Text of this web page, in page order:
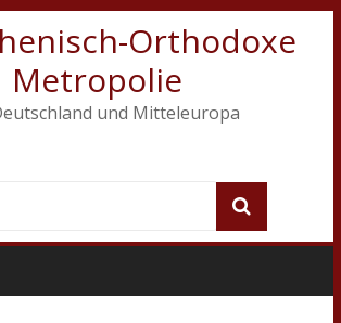
Orthodoxe
Metropolie
und Mitteleuropa